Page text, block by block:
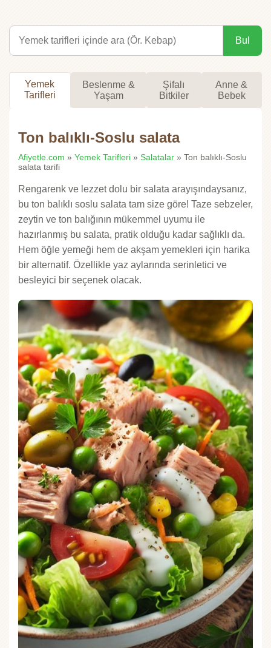
Bul
Yemek
Tarifleri
Beslenme &
Yaşam
Şifalı
Bitkiler
Anne &
Bebek
Ton balıklı-Soslu salata
Afiyetle.com » Yemek Tarifleri » Salatalar » Ton balıklı-Soslu
salata tarifi
Rengarenk ve lezzet dolu bir salata arayışındaysanız,
bu ton balıklı soslu salata tam size göre! Taze sebzeler,
zeytin ve ton balığının mükemmel uyumu ile
hazırlanmış bu salata, pratik olduğu kadar sağlıklı da.
Hem öğle yemeği hem de akşam yemekleri için harika
bir alternatif. Özellikle yaz aylarında serinletici ve
besleyici bir seçenek olacak.